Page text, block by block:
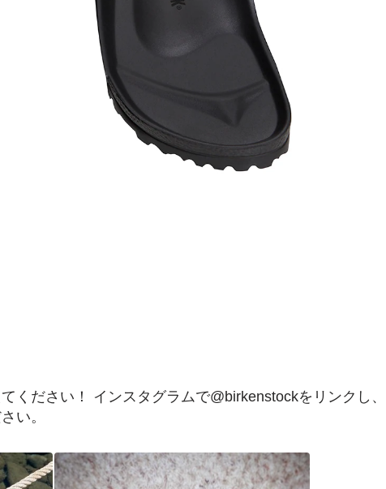
ください！ インスタグラムで@birkenstockをリンクし
い。